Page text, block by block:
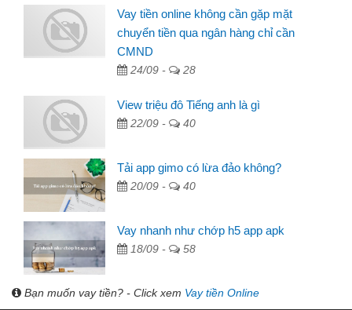
Vay tiền online không cần gặp mặt
chuyển tiền qua ngân hàng chỉ cần
CMND
24/09 - 28
View triệu đô Tiếng anh là gì
22/09 - 40
Tải app gimo có lừa đảo không?
20/09 - 40
Vay nhanh như chớp h5 app apk
18/09 - 58
Bạn muốn vay tiền? - Click xem Vay tiền Online